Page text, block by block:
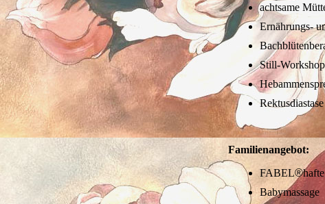
achtsame
Ernährungs-
Still-Workshop
Familienangebot:
FABEL®
Babymassage